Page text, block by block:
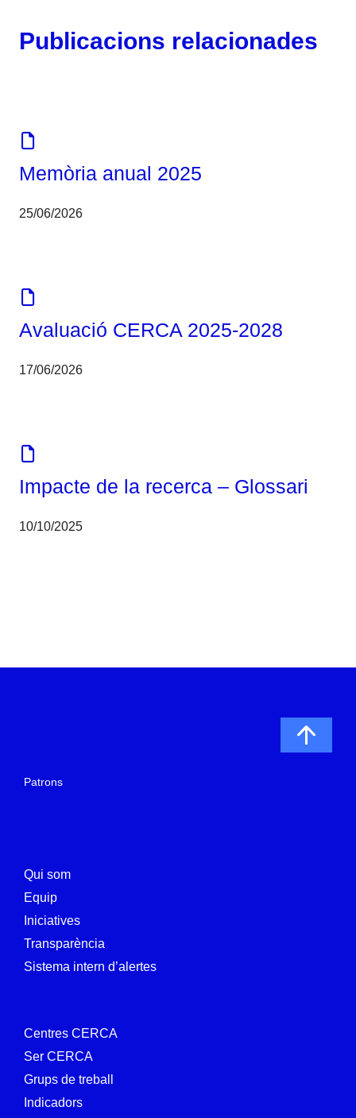
Publicacions relacionades
Memòria anual 2025
25/06/2026
Avaluació CERCA 2025-2028
17/06/2026
Impacte de la recerca – Glossari
10/10/2025
Patrons
Qui som
Equip
Iniciatives
Transparència
Sistema intern d’alertes
Centres CERCA
Ser CERCA
Grups de treball
Indicadors